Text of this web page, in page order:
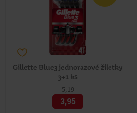
Gillette Blue3 jednorazové žiletky
3+1 ks
5,19
3,95